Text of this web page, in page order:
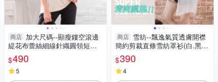
商店 加大尺碼--顯瘦鏤空滾邊
緹花布蕾絲細線針織圓領短袖
上衣(黑.粉.米L-3L)-U614眼圈
熊中大尺碼
$490
5
商店 雪紡--飄逸氣質透膚開襟
簡約剪裁直條雪紡罩衫(白.黑.
粉XL-4L)-J214眼圈熊中大尺碼
$390
4